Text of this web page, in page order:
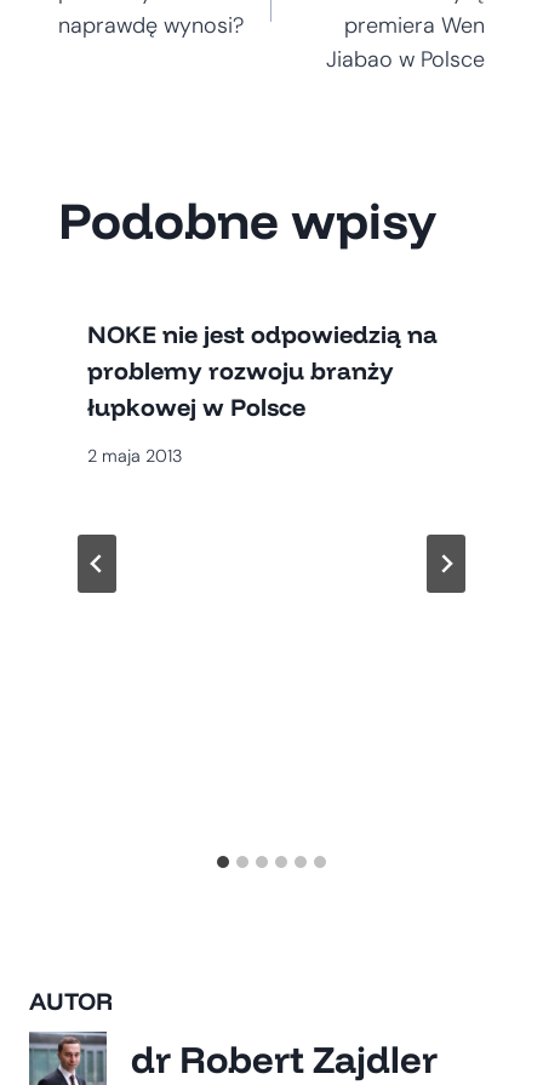
naprawdę wynosi?
premiera Wen
Jiabao w Polsce
Podobne wpisy
NOKE nie jest odpowiedzią na
problemy rozwoju branży
łupkowej w Polsce
2 maja 2013
AUTOR
dr Robert Zajdler